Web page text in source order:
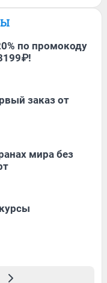
по промокоду
заказ от
мира без